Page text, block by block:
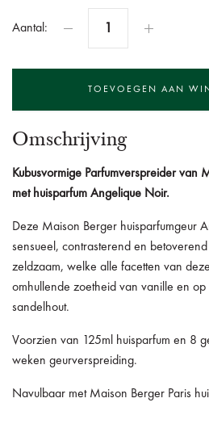
Aantal:
Omschrijving
Kubusvormige Parfumverspreider van
met huisparfum Angelique Noir.
Deze Maison Berger huisparfumgeur
sensueel, contrasterend en
zeldzaam, welke alle facetten van
omhullende zoetheid van vanille en
sandelhout.
Voorzien van 125ml huisparfum en 8
weken geurverspreiding.
Navulbaar met Maison Berger Paris